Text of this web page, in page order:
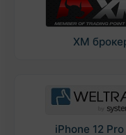
XM
iPhone 12